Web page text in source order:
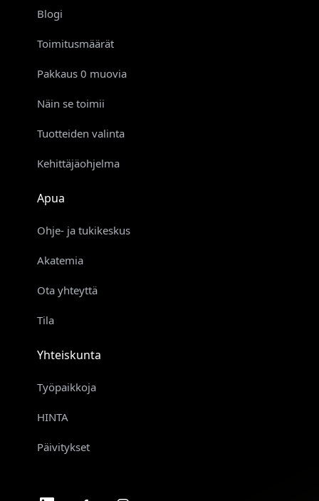
Blogi
Toimitusmäärät
Pakkaus 0 muovia
Näin se toimii
Tuotteiden valinta
Kehittäjäohjelma
Apua
Ohje- ja tukikeskus
Akatemia
Ota yhteyttä
Tila
Yhteiskunta
Työpaikkoja
HINTA
Päivitykset